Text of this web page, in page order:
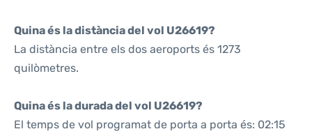
Quina és la distància del vol U26619?
La distància entre els dos aeroports és 1273
quilòmetres.
Quina és la durada del vol U26619?
El temps de vol programat de porta a porta és: 02:15